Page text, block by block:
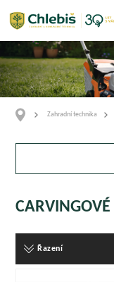
Zahradní technika
CARVINGOVÉ
Řazení